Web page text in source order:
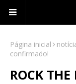
Página inicial
confirmado!
ROCK